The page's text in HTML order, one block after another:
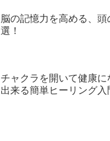
脳の記憶力を高める、頭
選！
チャクラを開いて健康に
出来る簡単ヒーリング入